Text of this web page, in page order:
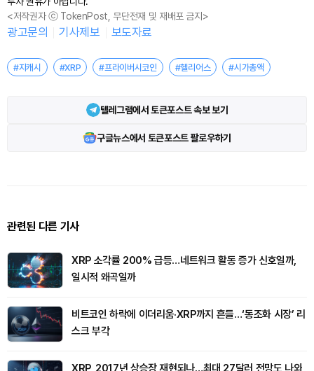
<저작권자 ⓒ TokenPost, 무단전재 및 재배포 금지>
광고문의 기사제보 보도자료
#지캐시 #XRP #프라이버시코인 #헬리어스 #시가총액
텔레그램에서 토큰포스트 속보 보기
구글뉴스에서 토큰포스트 팔로우하기
관련된 다른 기사
XRP 소각률 200% 급등…네트워크 활동 증가 신호일까,
일시적 왜곡일까
비트코인 하락에 이더리움·XRP까지 흔들…‘동조화 시장’ 리
스크 부각
XRP, 2017년 상승장 재현되나…최대 27달러 전망도 나와